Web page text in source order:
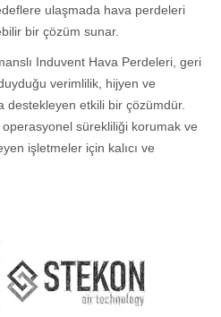
ulaşmada hava perdeleri
bir çözüm sunar.
Induvent Hava Perdeleri, geri
verimlilik, hijyen ve
destekleyen etkili bir çözümdür.
sürekliliği korumak ve
işletmeler için kalıcı ve